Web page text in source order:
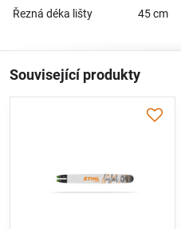
Řezná déka lišty
45 cm
Související produkty